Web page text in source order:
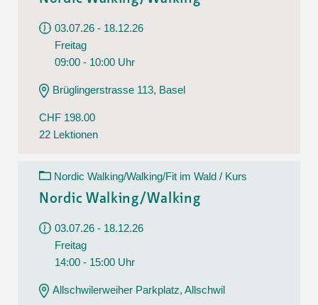
03.07.26 - 18.12.26
Freitag
09:00 - 10:00 Uhr
Brüglingerstrasse 113, Basel
CHF 198.00
22 Lektionen
Nordic Walking/Walking/Fit im Wald / Kurs
Nordic Walking/Walking
03.07.26 - 18.12.26
Freitag
14:00 - 15:00 Uhr
Allschwilerweiher Parkplatz, Allschwil